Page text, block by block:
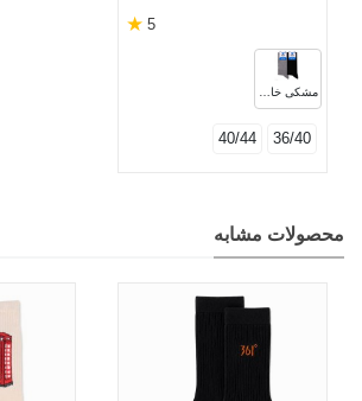
5
★
مشکی خاکستری
36/40
40/44
محصولات مشابه